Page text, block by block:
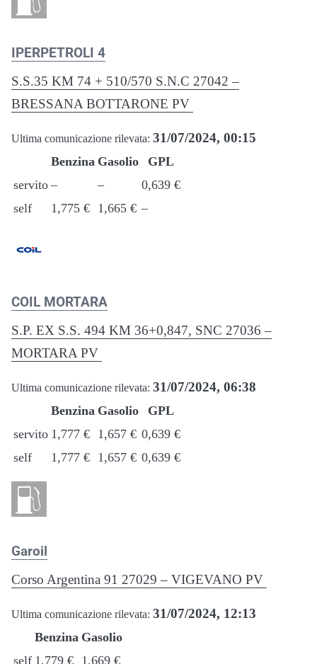
IPERPETROLI 4
S.S.35 KM 74 + 510/570 S.N.C 27042 –
BRESSANA BOTTARONE PV
Ultima comunicazione rilevata: 31/07/2024, 00:15
Benzina Gasolio
GPL
servito – –
0,639 €
self
1,775 € 1,665 € –
COIL MORTARA
S.P. EX S.S. 494 KM 36+0,847, SNC 27036 –
MORTARA PV
Ultima comunicazione rilevata: 31/07/2024, 06:38
Benzina Gasolio
GPL
servito 1,777 € 1,657 € 0,639 €
self
1,777 € 1,657 € 0,639 €
Garoil
Corso Argentina 91 27029 – VIGEVANO PV
Ultima comunicazione rilevata: 31/07/2024, 12:13
Benzina Gasolio
self 1,779 € 1,669 €